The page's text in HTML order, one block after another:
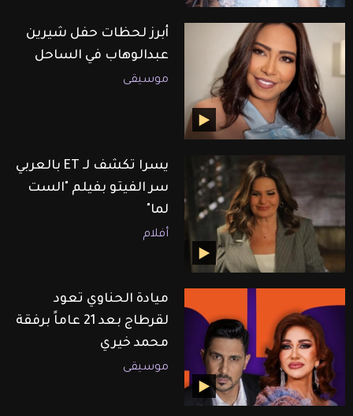
أبرز لحظات حفل شيرين
عبدالوهاب في الساحل
موسيقى
يسرا تكشف لـ ET بالعربي
سر الفيتو بفيلم "الست
لما"
أفلام
ميادة الحناوي تعود
لقرطاج بعد 21 عاماً برفقة
محمد خيري
موسيقى